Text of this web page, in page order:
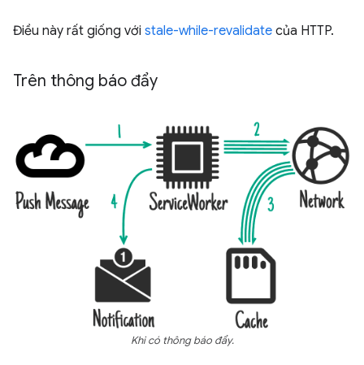
Điều này rất giống với stale-while-revalidate của HTTP.
Trên thông báo đẩy
Khi có thông báo đẩy.